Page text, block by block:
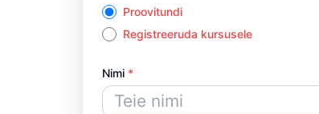
Proovitundi
Registreeruda kursusele
Nimi *